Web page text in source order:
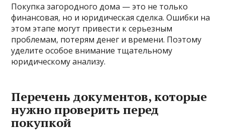
Покупка загородного дома — это не только
финансовая, но и юридическая сделка. Ошибки на
этом этапе могут привести к серьезным
проблемам, потерям денег и времени. Поэтому
уделите особое внимание тщательному
юридическому анализу.
Перечень документов, которые
нужно проверить перед
покупкой